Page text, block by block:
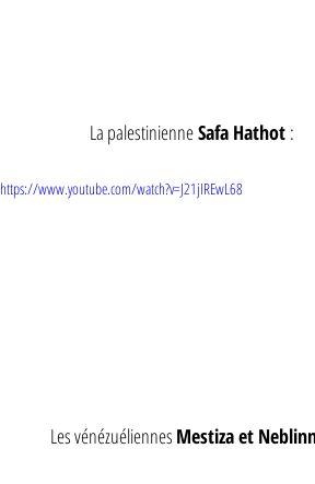
La palestinienne Safa Hathot :
https://www.youtube.com/watch?v=J21jIREwL68
Les vénézuéliennes Mestiza et